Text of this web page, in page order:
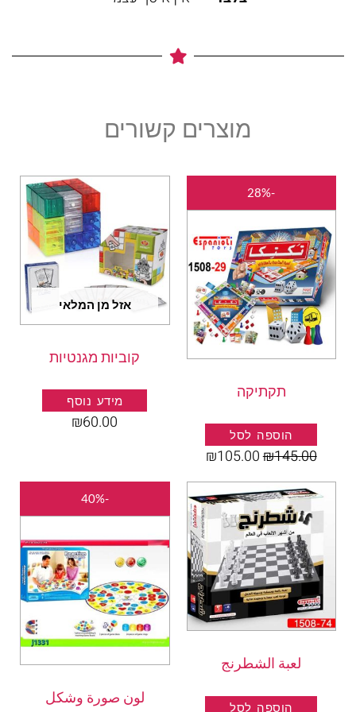
מוצרים קשורים
-28%
תקתיקה
הוספה לסל
₪145.00
המחיר
המקורי
₪145.00.
₪105.00
₪105.00.
אזל מן המלאי
קוביות מגנטיות
מידע נוסף
₪60.00
لعبة الشطرنج
הוספה לסל
-40%
لون صورة وشكل
המחיר
המקורי
₪75.00.
₪45.00.